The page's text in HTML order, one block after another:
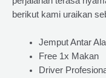
berikut kami uraikan
Jemput Antar
Free 1x Makan
Driver